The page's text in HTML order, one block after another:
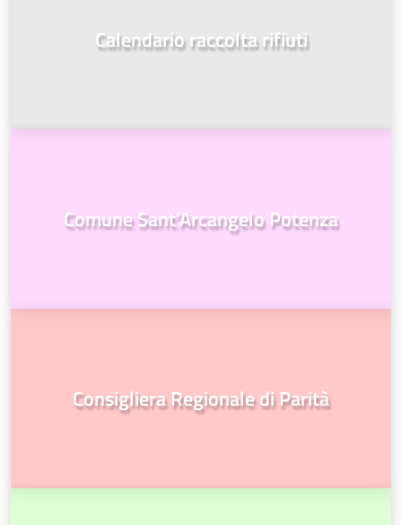
Calendario raccolta rifiuti
Comune Sant'Arcangelo Potenza
Consigliera Regionale di Parità